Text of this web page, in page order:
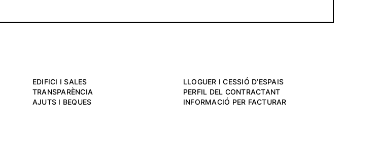
EDIFICI I SALES
LLOGUER I CESSIÓ D’ESPAIS
TRANSPARÈNCIA
PERFIL DEL CONTRACTANT
AJUTS I BEQUES INFORMACIÓ PER FACTURAR